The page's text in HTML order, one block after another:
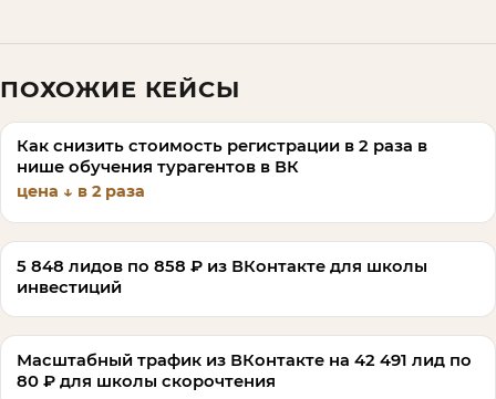
ПОХОЖИЕ КЕЙСЫ
Как снизить стоимость регистрации в 2 раза в
нише обучения турагентов в ВК
цена ↓ в 2 раза
5 848 лидов по 858 ₽ из ВКонтакте для школы
инвестиций
Масштабный трафик из ВКонтакте на 42 491 лид по
80 ₽ для школы скорочтения